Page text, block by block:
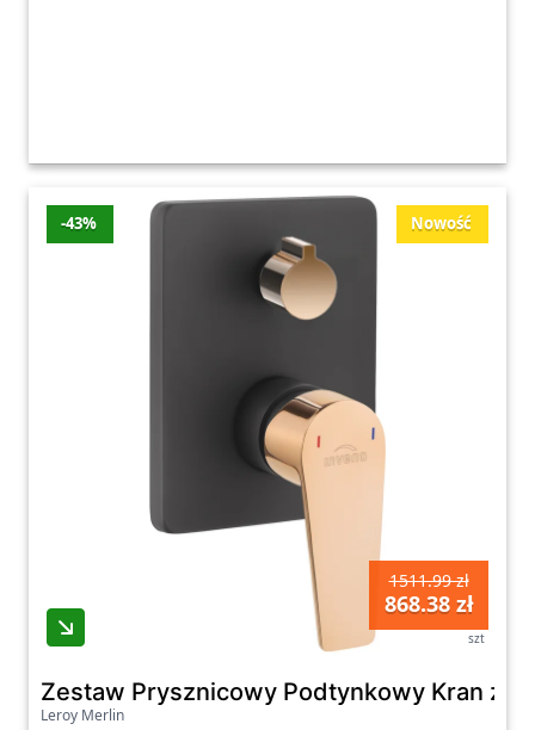
Nowość
-43%
1511.99 zł
868.38 zł
szt
Zestaw Prysznicowy Podtynkowy Kran z
Leroy Merlin